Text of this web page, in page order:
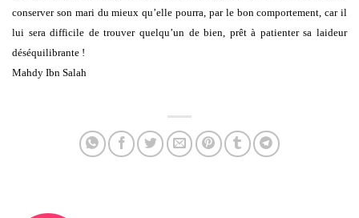
conserver son mari du mieux qu’elle pourra, par le bon comportement, car il
lui sera difficile de trouver quelqu’un de bien, prêt à patienter sa laideur
déséquilibrante !
Mahdy Ibn Salah